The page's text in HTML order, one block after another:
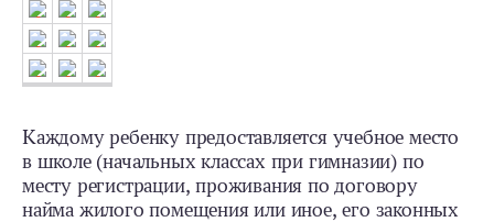
Каждому ребенку предоставляется учебное место
в школе (начальных классах при гимназии) по
месту регистрации, проживания по договору
найма жилого помещения или иное, его законных